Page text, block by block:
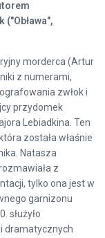
morderca (Artur
z numerami,
zwłok i
przydomek
Lebiadkina. Ten
została właśnie
Natasza
z
tylko ona jest w
garnizonu
służyło
dramatycznych